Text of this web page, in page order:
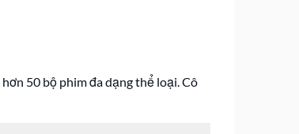
50 bộ phim đa dạng thể loại. Cô